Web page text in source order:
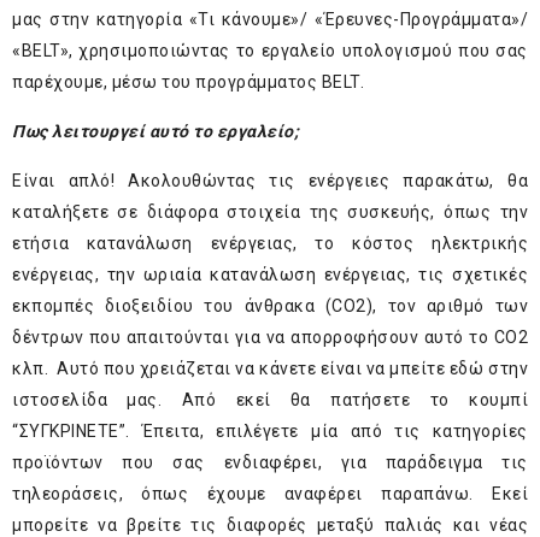
μας στην κατηγορία «Τι κάνουμε»/ «Έρευνες-Προγράμματα»/
«BELT», χρησιμοποιώντας το εργαλείο υπολογισμού που σας
παρέχουμε, μέσω του προγράμματος BELT.
Πως λειτουργεί αυτό το εργαλείο;
Είναι απλό! Ακολουθώντας τις ενέργειες παρακάτω, θα
καταλήξετε σε διάφορα στοιχεία της συσκευής, όπως την
ετήσια κατανάλωση ενέργειας, το κόστος ηλεκτρικής
ενέργειας, την ωριαία κατανάλωση ενέργειας, τις σχετικές
εκπομπές διοξειδίου του άνθρακα (CO2), τον αριθμό των
δέντρων που απαιτούνται για να απορροφήσουν αυτό το CO2
κλπ. Αυτό που χρειάζεται να κάνετε είναι να μπείτε εδώ στην
ιστοσελίδα μας. Από εκεί θα πατήσετε το κουμπί
“ΣΥΓΚΡΙΝΕΤΕ”. Έπειτα, επιλέγετε μία από τις κατηγορίες
προϊόντων που σας ενδιαφέρει, για παράδειγμα τις
τηλεοράσεις, όπως έχουμε αναφέρει παραπάνω. Εκεί
μπορείτε να βρείτε τις διαφορές μεταξύ παλιάς και νέας